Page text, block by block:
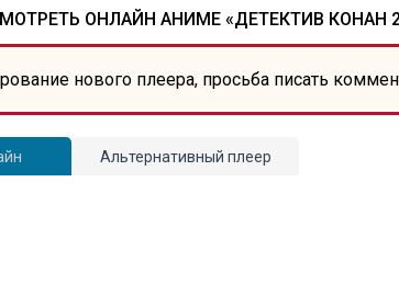
ОНЛАЙН АНИМЕ «ДЕТЕКТИВ КОНАН
нового плеера, просьба писать
Альтернативный плеер